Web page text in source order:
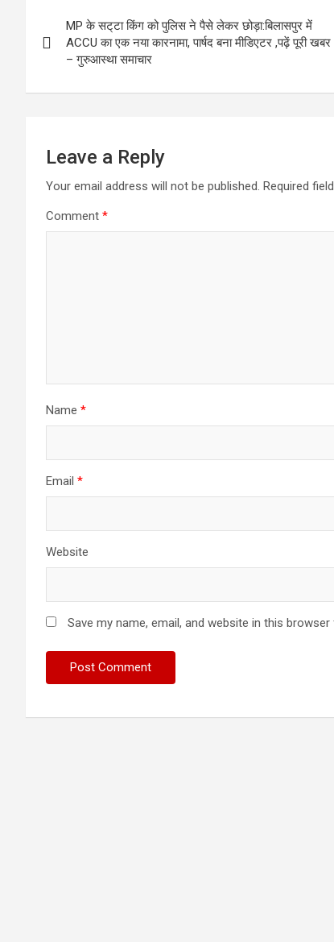
o
k
o
n
navigation
MP के सट्‌टा किंग को पुलिस ने पैसे लेकर छोड़ा:बिलासपुर में
ACCU का एक नया कारनामा, पार्षद बना मीडिएटर ,पढ़ें पूरी खबर
– गुरुआस्था समाचार
Leave a Reply
Your email address will not be published. Required
Comment *
Name *
Email *
Website
Save my name, email, and website in this